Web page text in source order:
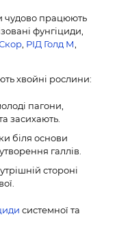
чудово працюють
фунгіциди,
РІД Голд М
хвойні рослини:
пагони,
засихають.
біля основи
галлів.
стороні
системної та